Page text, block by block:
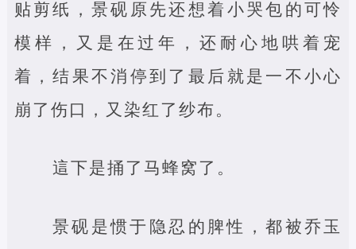
贴剪纸，景砚原先还想着小哭包的可怜
模样，又是在过年，还耐心地哄着宠
着，结果不消停到了最后就是一不小心
崩了伤口，又染红了纱布。
這下是捅了马蜂窝了。
景砚是惯于隐忍的脾性，都被乔玉